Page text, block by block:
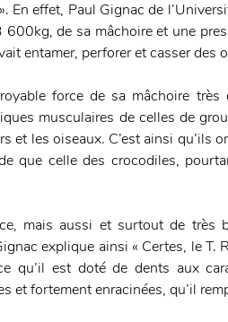
En effet, Paul Gignac de
de sa mâchoire et une
entamer, perforer et casser des
force de sa mâchoire
musculaires de celles de
et les oiseaux. C’est ainsi qu’ils
que celle des crocodiles,
mais aussi et surtout de très
explique ainsi « Certes, le T.
qu’il est doté de dents aux
et fortement enracinées, qu’il